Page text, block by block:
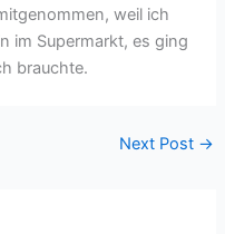
weil ich
im Supermarkt, es ging
brauchte.
Next Post →